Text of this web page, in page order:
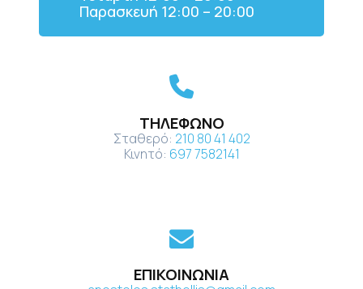
Παρασκευή 12:00 – 20:00
ΤΗΛΕΦΩΝΟ
Σταθερό: 210 80 41 402
Κινητό: 697 7582141
ΕΠΙΚΟΙΝΩΝΙΑ